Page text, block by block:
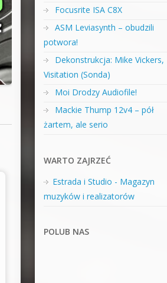
Focusrite ISA C8X
ASM Leviasynth – obudzili
potwora!
Dekonstrukcja: Mike Vickers,
Visitation (Sonda)
Moi Drodzy Audiofile!
Mackie Thump 12v4 – pół
żartem, ale serio
WARTO ZAJRZEĆ
Estrada i Studio - Magazyn
muzyków i realizatorów
POLUB NAS